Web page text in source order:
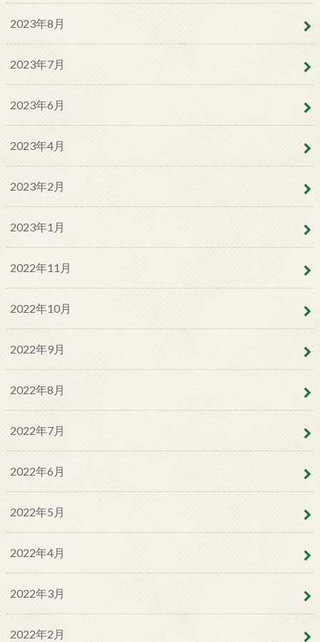
2023年8月
2023年7月
2023年6月
2023年4月
2023年2月
2023年1月
2022年11月
2022年10月
2022年9月
2022年8月
2022年7月
2022年6月
2022年5月
2022年4月
2022年3月
2022年2月